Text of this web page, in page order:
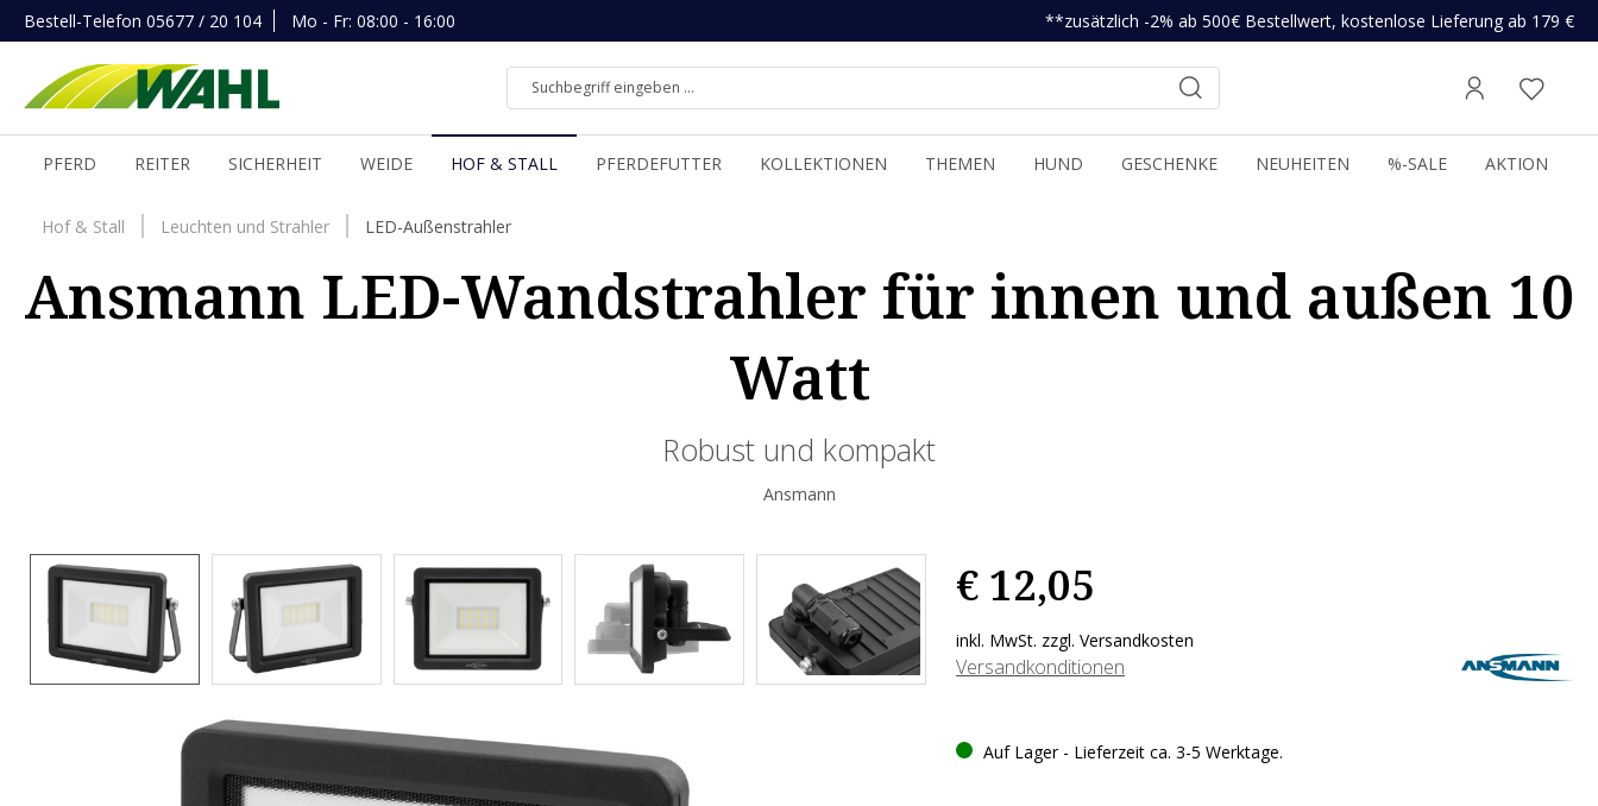
springen
Bestell-Telefon 05677 / 20 104 Mo - Fr: 08:00 - 16:00 **zusätzlich -2% ab 500€ Bestellwert, kostenlose Lieferung ab 179 €
PFERD REITER SICHERHEIT WEIDE HOF & STALL PFERDEFUTTER KOLLEKTIONEN THEMEN HUND GESCHENKE NEUHEITEN %-SALE AKTION
Hof & Stall Leuchten und Strahler LED-Außenstrahler
Ansmann LED-Wandstrahler für innen und außen 10
Watt
Robust und kompakt
Ansmann
€ 12,05
inkl. MwSt. zzgl. Versandkosten
Versandkonditionen
Auf Lager - Lieferzeit ca. 3-5 Werktage.